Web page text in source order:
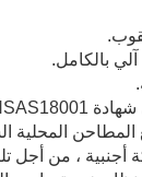
، من أجل